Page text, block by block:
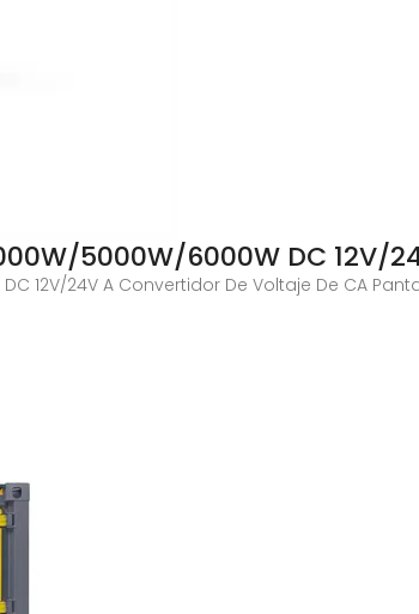
5000W/6000W DC 12V/
12V/24V A Convertidor De Voltaje De CA